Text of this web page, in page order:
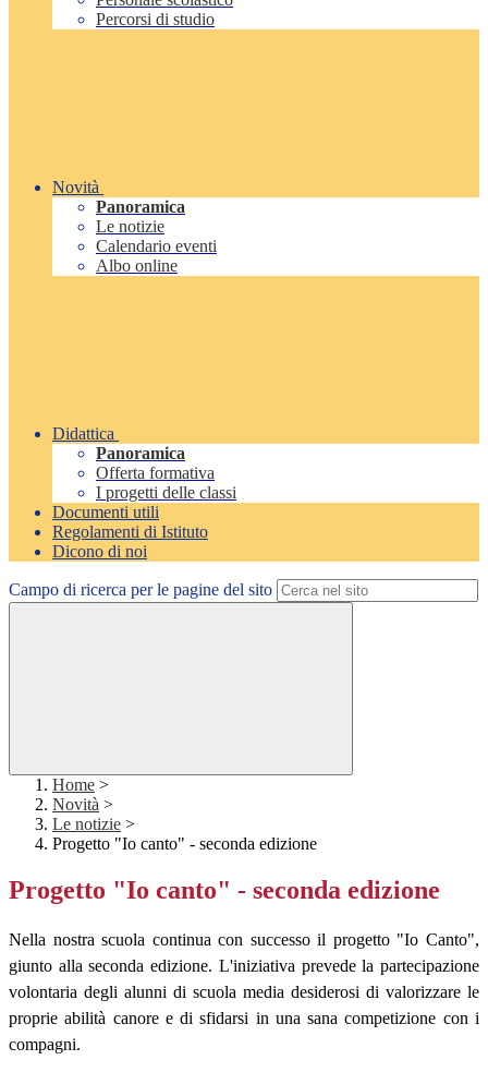
Percorsi di studio
Novità
Panoramica
Le notizie
Calendario eventi
Albo online
Didattica
Panoramica
Offerta formativa
I progetti delle classi
Documenti utili
Regolamenti di Istituto
Dicono di noi
Campo di ricerca per le pagine del sito
Home >
Novità >
Le notizie >
Progetto "Io canto" - seconda edizione
Progetto "Io canto" - seconda edizione
Nella nostra scuola continua con successo il progetto "Io Canto",
giunto alla seconda edizione. L'iniziativa prevede la partecipazione
volontaria degli alunni di scuola media desiderosi di valorizzare le
proprie abilità canore e di sfidarsi in una sana competizione con i
compagni.